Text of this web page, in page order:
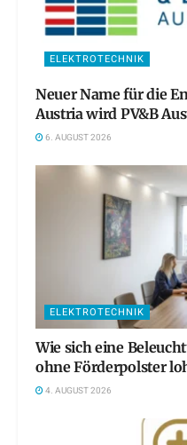
ELEKTROTECHNIK
Neuer Name für die
Austria wird PV&B
6. AUGUST 2026
ELEKTROTECHNIK
Wie sich eine
ohne Förderpolster
4. AUGUST 2026